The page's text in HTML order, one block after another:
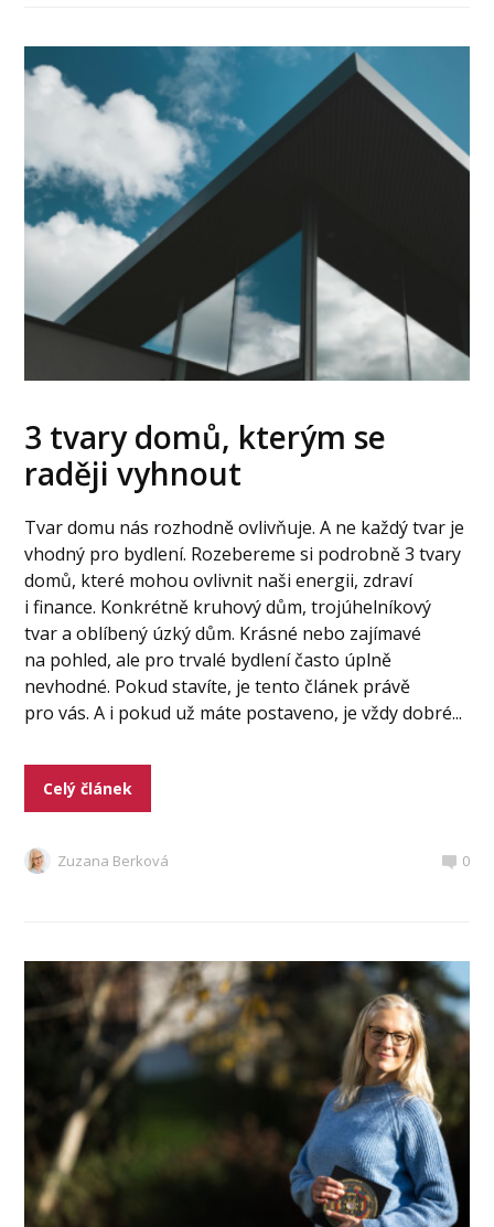
3 tvary domů, kterým se
raději vyhnout
Tvar domu nás rozhodně ovlivňuje. A ne každý tvar je
vhodný pro bydlení. Rozebereme si podrobně 3 tvary
domů, které mohou ovlivnit naši energii, zdraví
i finance. Konkrétně kruhový dům, trojúhelníkový
tvar a oblíbený úzký dům. Krásné nebo zajímavé
na pohled, ale pro trvalé bydlení často úplně
nevhodné. Pokud stavíte, je tento článek právě
pro vás. A i pokud už máte postaveno, je vždy dobré...
Celý článek
Zuzana Berková 0